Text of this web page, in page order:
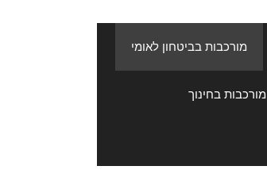
מורכבות בביטחון לאומי
מורכבות בחינוך